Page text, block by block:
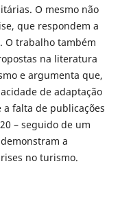
O mesmo não
que respondem a
O trabalho também
na literatura
e argumenta que,
de adaptação
falta de publicações
– seguido de um
a
no turismo.